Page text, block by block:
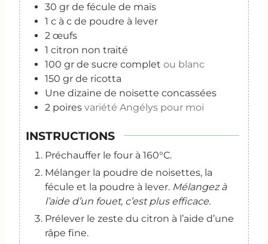
30 gr de fécule de maïs
1 c à c de poudre à lever
2 œufs
1 citron non traité
100 gr de sucre complet ou blanc
150 gr de ricotta
Une dizaine de noisette concassées
2 poires variété Angélys pour moi
INSTRUCTIONS
Préchauffer le four à 160°C.
Mélanger la poudre de noisettes, la
fécule et la poudre à lever. Mélangez à
l’aide d’un fouet, c’est plus efficace.
Prélever le zeste du citron à l’aide d’une
râpe fine.